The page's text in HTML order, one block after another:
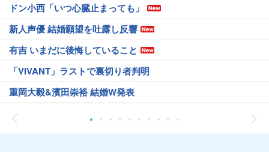
ドン小西「いつ心臓止まっても」
新人声優 結婚願望を吐露し反響
有吉 いまだに後悔していること
「VIVANT」ラストで裏切り者判明
重岡大毅&濱田崇裕 結婚W発表